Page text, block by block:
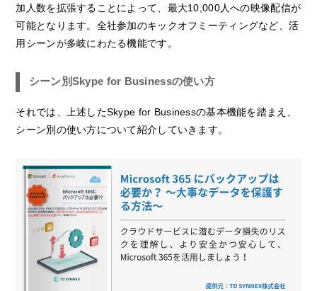
加人数を拡張することによって、最大10,000人への映像配信が
可能となります。全社参加のキックオフミーティングなど、活
用シーンが多岐にわたる機能です。
シーン別Skype for Businessの使い方
それでは、上述したSkype for Businessの基本機能を踏まえ、
シーン別の使い方について紹介していきます。